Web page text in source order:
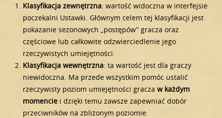
Klasyfikacja zewnętrzna: wartość widoczna w interfejsie
poczekalni Ustawki. Głównym celem tej klasyfikacji jest
pokazanie sezonowych „postępów” gracza oraz
częściowe lub całkowite odzwierciedlenie jego
rzeczywistych umiejętności.
Klasyfikacja wewnętrzna: ta wartość jest dla graczy
niewidoczna. Ma przede wszystkim pomóc ustalić
rzeczywisty poziom umiejętności graczaw każdym
momencie i dzięki temu zawsze zapewniać dobór
przeciwników na zbliżonym poziomie.